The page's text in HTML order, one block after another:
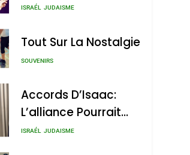
Nouvelle Chanson De
ISRAÉL JUDAISME
Tout Sur La Nostalgie
SOUVENIRS
Accords D’Isaac:
L’alliance Pourrait
S’étendre À 13 Pays
ISRAÉL JUDAISME